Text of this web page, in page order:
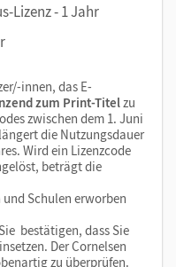
Lizenz - 1 Jahr
innen, das E-
zum Print-Titelzu
zwischen dem 1. Juni
die Nutzungsdauer
Wird ein Lizenzcode
beträgt die
Schulen erworben
bestätigen, dass Sie
Der Cornelsen
zu überprüfen.